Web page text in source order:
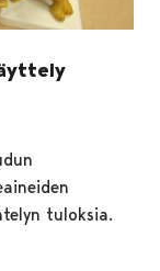
tuloksia.